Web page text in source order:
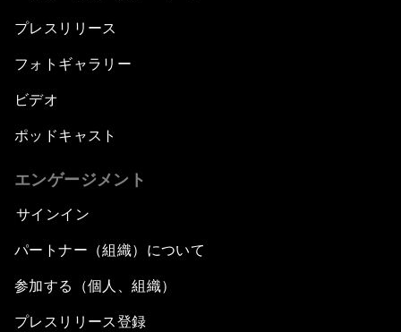
プレスリリース
フォトギャラリー
ビデオ
ポッドキャスト
エンゲージメント
サインイン
パートナー（組織）について
参加する（個人、組織）
プレスリリース登録